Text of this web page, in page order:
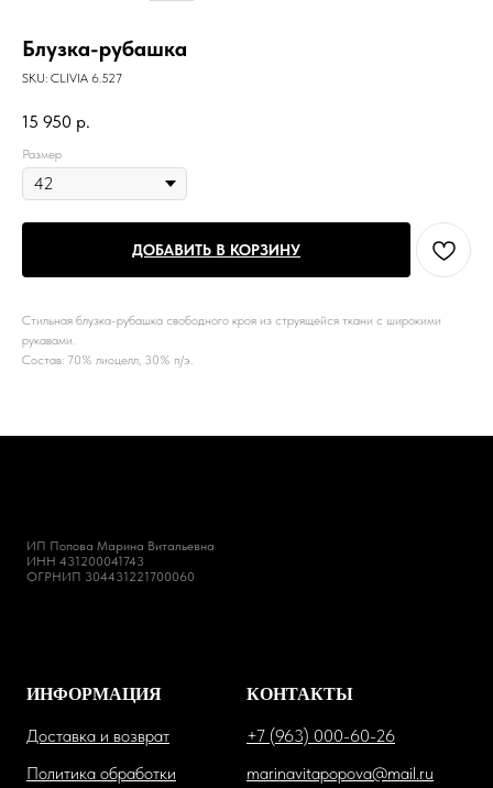
Блузка-рубашка
SKU: CLIVIA 6.527
15 950 р.
Размер
ДОБАВИТЬ В КОРЗИНУ
Стильная блузка-рубашка свободного кроя из струящейся ткани с широкими
рукавами.
Состав: 70% лиоцелл, 30% п/э.
ИП Попова Марина Витальевна
ИНН 431200041743
ОГРНИП 304431221700060
ИНФОРМАЦИЯ
Доставка и возврат
Политика обработки
КОНТАКТЫ
+7 (963) 000-60-26
marinavitapopova@mail.ru